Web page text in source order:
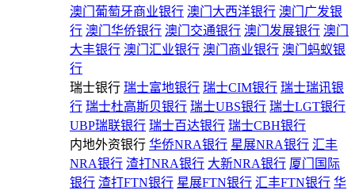
澳门葡萄牙商业银行 澳门大西洋银行 澳门广发银
行 澳门华侨银行 澳门交通银行 澳门发展银行 澳门
大丰银行 澳门汇业银行 澳门商业银行 澳门蚂蚁银
行
瑞士银行 瑞士富地银行 瑞士CIM银行 瑞士瑞讯银
行 瑞士杜高斯贝银行 瑞士UBS银行 瑞士LGT银行
UBP瑞联银行 瑞士百达银行 瑞士CBH银行
内地外资银行 华侨NRA银行 星展NRA银行 汇丰
NRA银行 渣打NRA银行 大新NRA银行 厦门国际
银行 渣打FTN银行 星展FTN银行 汇丰FTN银行 华